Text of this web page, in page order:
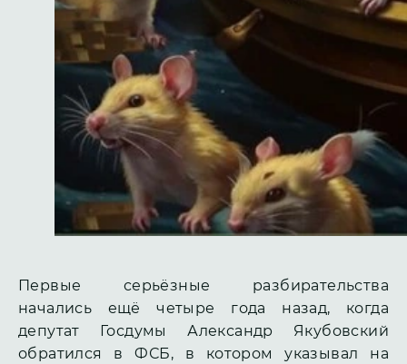
Первые серьёзные разбирательства
начались ещё четыре года назад, когда
депутат Госдумы Александр Якубовский
обратился в ФСБ, в котором указывал на